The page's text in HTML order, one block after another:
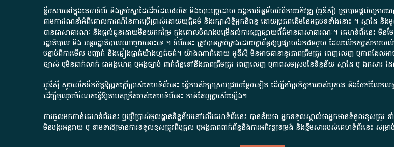
ខ្លឹមសារ​នៅ​ក្នុង​គេហទំព័រ និង​គ្រប់​ស្នា​ដៃ​ដើម​ដែល​ផលិត​ និង​បោះពុម្ព​ដោយ​ អង្គការ​ទិន្នន័យ​អំពី​ការអភិវឌ្ឍ​​ (អូ​ឌី​ស៊ី)​ ត្រូវ​បាន​ផ្តល់​ក្រោម​អា
តាមការ​ណែនាំ​អំពី​គោលការណ៍​នៃ​ការ​ប្រើប្រាស់​ដោយ​យុត្តិធម៌​ និង​រក្សាសិទ្ធិអ្នកនិពន្ធ ដោយ​ប្រភពដើម​នៃ​​អត្ថបទទាំង​នោះ​ ។​ ស្នាដៃ​
បានជា​សាធារណៈ​ និង​ផ្តល់​ជូន​ដោយ​មិន​យក​កម្រៃ​ ក្នុង​គោលបំណង​បម្រើ​ដល់ការ​ផ្សព្វផ្សាយ​ព័ត៌មាន​ជា​សាធារណៈ​។​ គេហទំព័រ​នេះ​ មិនមែន​
រដ្ឋាភិបាល​ និង ​អន្តររដ្ឋាភិបាល​ណាមួយ​នោះ​ទេ ​។​ ទំព័រ​នេះ​ ត្រូវ​បាន​គ្រប់គ្រង​ដោយ​ប្រព័ន្ធ​ផ្សព្វផ្សាយ​ឯកជន​មួយ​ ដែល​លើកកម្ព
បន្ទាប់​ពី​ការ​មើល​ បញ្ជាក់​ និង​ផ្ទៀងផ្ទាត់​យ៉ាង​ហ្មត់ចត់​។​ យ៉ាងណា​ក៏​ដោយ​ អូ​ឌី​ស៊ី​ មិន​អាច​ធានា​នូវ​ភាព​ត្រឹមត្រូវ​ ពេញលេញ​ ឬ​ភាព​ដែល​អា
ច្បាស់​ ឬ​មិន​ជាក់លាក់​ ជា​អង្គហេតុ​ ឬ​អង្គច្បាប់​ ពាក់ព័ន្ធ​ទៅ​នឹង​ភាព​ត្រឹមត្រូវ​ ពេញលេញ​ ឬ​ភាព​សម​ស្រប​នៃ​ទិន្នន័យ​ ស្នាដៃ​ ឬ​ ឯកសា
អូឌីស៊ី សូមលើកទឹកចិត្តឱ្យអ្នកប្រើប្រាស់គេហទំព័រនេះ ធ្វើការសិក្សាស្រាវជ្រាវបន្ថែមទៀត ដើម្បីគាំទ្រកិច្ចការ​របស់ពួកគេ និងចែករំលែក
ដើម្បីចូលរួមចំណែកធ្វើឱ្យភាពសុក្រឹតរបស់គេហទំព័នេះ កាន់តែល្អប្រសើរឡើង។
ការចូលមកកាន់គេហទំព័រនេះ ឬប្រើប្រាស់មូលដ្ឋានទិន្នន័យនៅលើគេហទំព័រនេះ បានន័យថា អ្នកទទួលស្គាល់ថាអ្នកមានទំនួលខុសត្រូ
មិនបង្ករអន្តរាយ ឬ ទាមទារ​ឱ្យមានការទទួលខុស​ត្រូវពីបុគ្គល ឬអង្គភាពពាក់ព័ន្ធនឹងការអភិវឌ្ឍទម្រង់ និងខ្លឹមសាររបស់គេហទំព័រនេះ ស